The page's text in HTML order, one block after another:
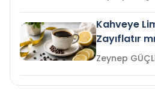
Kahveye
Zayıflatır
Zeynep